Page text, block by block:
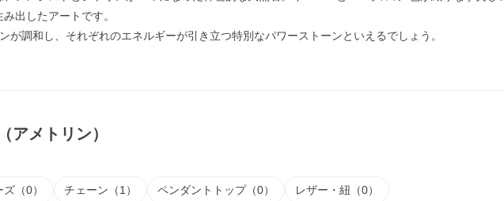
出したアートです。
が調和し、それぞれのエネルギーが引き立つ特別なパワーストーンといえるでしょう。
アメトリン）
ズ（0） チェーン（1） ペンダントトップ（0） レザー・紐（0）